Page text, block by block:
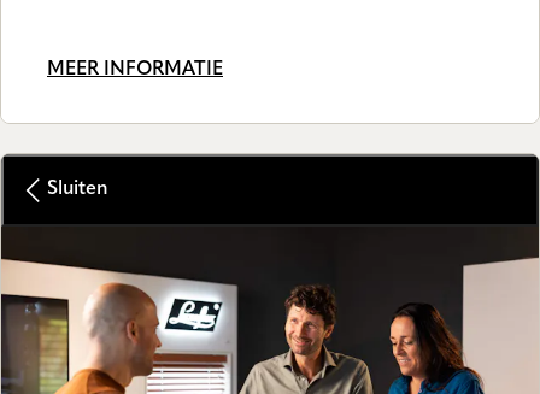
MEER INFORMATIE
Sluiten